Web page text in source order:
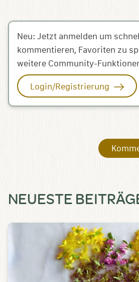
Neu: Jetzt anmelden um
kommentieren, Favoriten zu
weitere Community-
Login/Registrierung
NEUESTE